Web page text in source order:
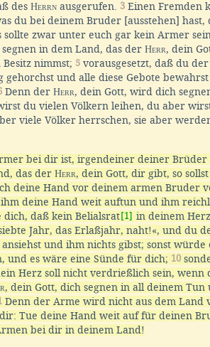
des Herrn ausgerufen. 3 Einen Fremden
du bei deinem Bruder [ausstehen] hast,
sollte zwar unter euch gar kein Armer
in dem Land, das der Herr, dein
nimmst; 5 vorausgesetzt, daß du
gehorchst und alle diese Gebote
Denn der Herr, dein Gott, wird dich
du vielen Völkern leihen, du aber
viele Völker herrschen, sie aber
bei dir ist, irgendeiner deiner Brüder
das der Herr, dein Gott, dir gibt, so
deine Hand vor deinem armen Bruder
deine Hand weit auftun und ihm
dich, daß kein Belialsrat[1] in deinem
Jahr, das Erlaßjahr, naht!«, und du
und ihm nichts gibst; sonst würde
und es wäre eine Sünde für dich; 10
Herz soll nicht verdrießlich sein, wenn
, dein Gott, dich segnen in all deinem Tun
Denn der Arme wird nicht aus dem Land
Tue deine Hand weit auf für deinen
bei dir in deinem Land!